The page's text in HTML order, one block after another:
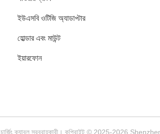
ইউএসবি ওটিজি অ্যাডাপ্টার
হোল্ডার এবং মাউন্ট
ইয়ারফোন
চার্জিং ক্যাবল সরবরাহকারী। কপিরাইট © 2025-2026